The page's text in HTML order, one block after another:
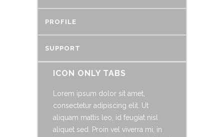
PROFILE
SUPPORT
ICON ONLY TABS
Lorem ipsum dolor sit amet,
consectetur adipiscing elit. Ut
aliquam mattis leo, id feugiat nisl
aliquet sed. Proin vel viverra mi, in